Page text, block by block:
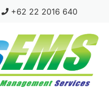
+62 22 2016 640